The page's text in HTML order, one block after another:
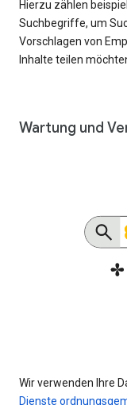
Hierzu zählen
Suchbegriffe, um
Vorschlagen von
Inhalte teilen
Wartung und
Wir verwenden Ihre
Dienste